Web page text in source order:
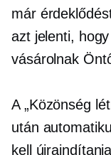
már
azt jelenti,
vásárolnak
A „Közönség
után
kell